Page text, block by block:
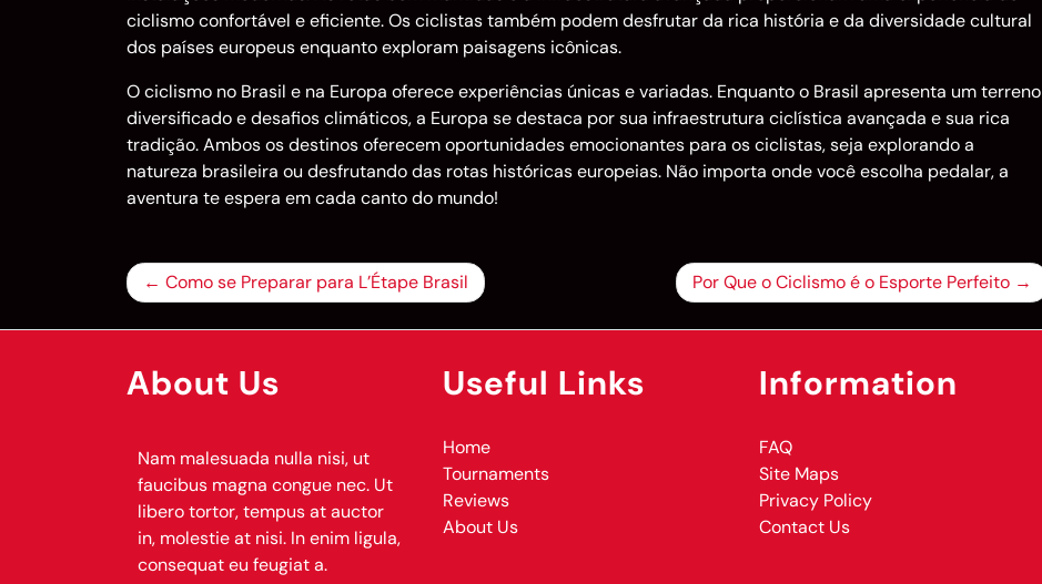
ciclismo confortável e eficiente. Os ciclistas também podem desfrutar da rica história e da diversidade cultural
dos países europeus enquanto exploram paisagens icônicas.
O ciclismo no Brasil e na Europa oferece experiências únicas e variadas. Enquanto o Brasil apresenta um terreno
diversificado e desafios climáticos, a Europa se destaca por sua infraestrutura ciclística avançada e sua rica
tradição. Ambos os destinos oferecem oportunidades emocionantes para os ciclistas, seja explorando a
natureza brasileira ou desfrutando das rotas históricas europeias. Não importa onde você escolha pedalar, a
aventura te espera em cada canto do mundo!
Post
navigation
Como se Preparar para L’Étape Brasil Por Que o Ciclismo é o Esporte Perfeito
About Us
Nam malesuada nulla nisi, ut
faucibus magna congue nec. Ut
libero tortor, tempus at auctor
in, molestie at nisi. In enim ligula,
consequat eu feugiat a.
Useful Links
Home
Tournaments
Reviews
About Us
Information
FAQ
Site Maps
Privacy Policy
Contact Us